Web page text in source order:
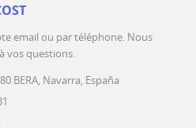
email ou par téléphone. Nous
vos questions.
BERA, Navarra, España